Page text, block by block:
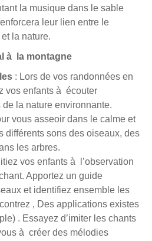
la musique dans le sable
leur lien entre le
la nature.
à la montagne
: Lors de vos randonnées en
vos enfants à écouter
la nature environnante.
vous asseoir dans le calme et
différents sons des oiseaux, des
les arbres.
vos enfants à l’observation
Apportez un guide
et identifiez ensemble les
, Des applications existes
. Essayez d’imiter les chants
à créer des mélodies